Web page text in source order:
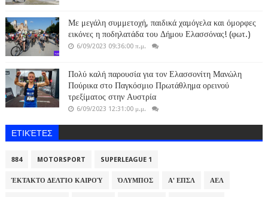
Με μεγάλη συμμετοχή, παιδικά χαμόγελα και όμορφες
εικόνες η ποδηλατάδα του Δήμου Ελασσόνας! (φωτ.)
6/09/2023 09:36:00 π.μ.
Πολύ καλή παρουσία για τον Ελασσονίτη Μανώλη
Πούρικα στο Παγκόσμιο Πρωτάθλημα ορεινού
τρεξίματος στην Αυστρία
6/09/2023 12:31:00 μ.μ.
ΕΤΙΚΈΤΕΣ
884 MOTORSPORT SUPERLEAGUE 1
ΈΚΤΑΚΤΟ ΔΕΛΤΊΟ ΚΑΙΡΟΎ ΌΛΥΜΠΟΣ Α' ΕΠΣΛ ΑΕΛ